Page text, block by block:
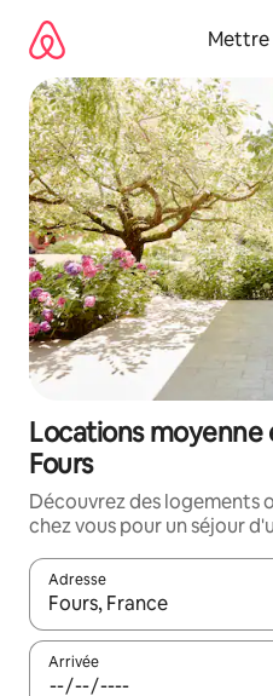
directement
contenu
Mettre
Locations
Fours
Découvrez des logements
chez vous pour un séjour
Adresse
Lorsque les résultats
Arrivée